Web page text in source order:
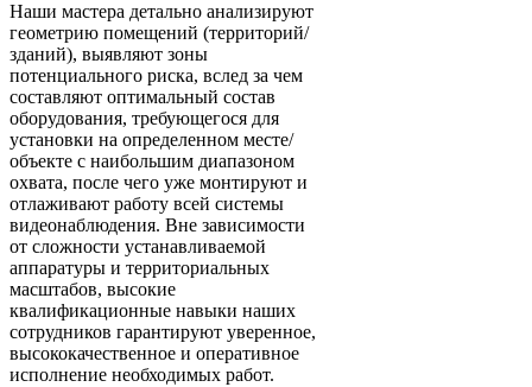
Наши мастера детально анализируют
геометрию помещений (территорий/
зданий), выявляют зоны
потенциального риска, вслед за чем
составляют оптимальный состав
оборудования, требующегося для
установки на определенном месте/
объекте с наибольшим диапазоном
охвата, после чего уже монтируют и
отлаживают работу всей системы
видеонаблюдения. Вне зависимости
от сложности устанавливаемой
аппаратуры и территориальных
масштабов, высокие
квалификационные навыки наших
сотрудников гарантируют уверенное,
высококачественное и оперативное
исполнение необходимых работ.